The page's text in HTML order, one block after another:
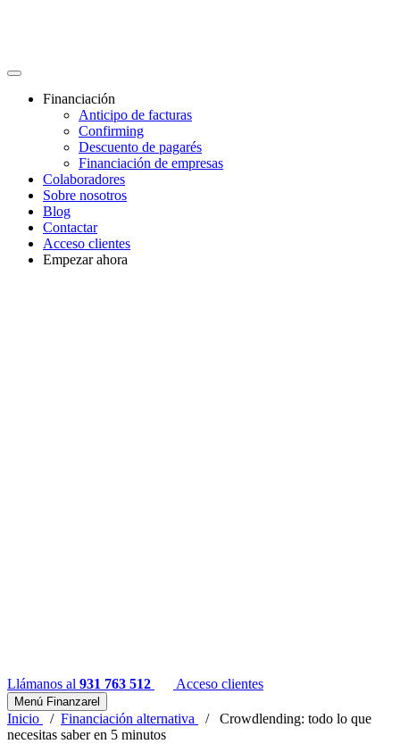
Financiación
Anticipo de facturas
Confirming
Descuento de pagarés
Financiación de empresas
Colaboradores
Sobre nosotros
Blog
Contactar
Acceso clientes
Empezar ahora
Llámanos al 931 763 512 Acceso clientes
Menú Finanzarel
Inicio / Financiación alternativa / Crowdlending: todo lo que
necesitas saber en 5 minutos